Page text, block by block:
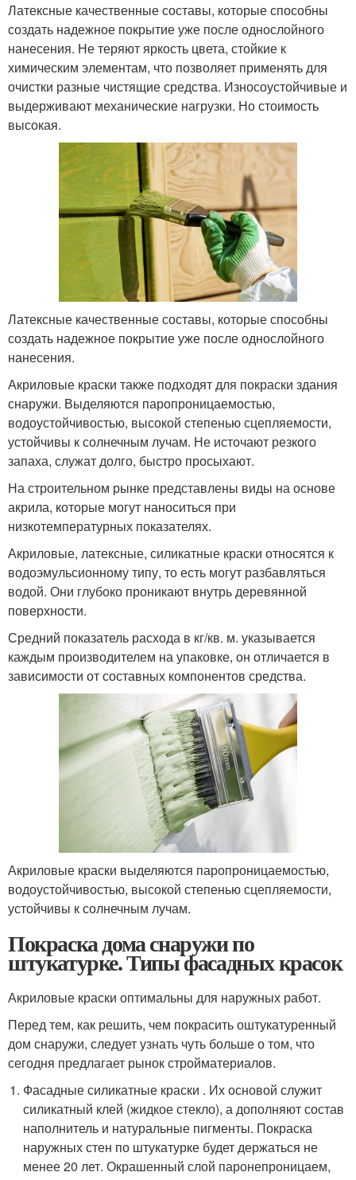
Латексные качественные составы, которые способны
создать надежное покрытие уже после однослойного
нанесения. Не теряют яркость цвета, стойкие к
химическим элементам, что позволяет применять для
очистки разные чистящие средства. Износоустойчивые и
выдерживают механические нагрузки. Но стоимость
высокая.
Латексные качественные составы, которые способны
создать надежное покрытие уже после однослойного
нанесения.
Акриловые краски также подходят для покраски здания
снаружи. Выделяются паропроницаемостью,
водоустойчивостью, высокой степенью сцепляемости,
устойчивы к солнечным лучам. Не источают резкого
запаха, служат долго, быстро просыхают.
На строительном рынке представлены виды на основе
акрила, которые могут наноситься при
низкотемпературных показателях.
Акриловые, латексные, силикатные краски относятся к
водоэмульсионному типу, то есть могут разбавляться
водой. Они глубоко проникают внутрь деревянной
поверхности.
Средний показатель расхода в кг/кв. м. указывается
каждым производителем на упаковке, он отличается в
зависимости от составных компонентов средства.
Акриловые краски выделяются паропроницаемостью,
водоустойчивостью, высокой степенью сцепляемости,
устойчивы к солнечным лучам.
Покраска дома снаружи по
штукатурке. Типы фасадных красок
Акриловые краски оптимальны для наружных работ.
Перед тем, как решить, чем покрасить оштукатуренный
дом снаружи, следует узнать чуть больше о том, что
сегодня предлагает рынок стройматериалов.
Фасадные силикатные краски . Их основой служит
силикатный клей (жидкое стекло), а дополняют состав
наполнитель и натуральные пигменты. Покраска
наружных стен по штукатурке будет держаться не
менее 20 лет. Окрашенный слой паронепроницаем,